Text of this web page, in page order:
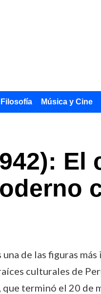
Música y Cine
de las figuras
culturales de
terminó el 20 de